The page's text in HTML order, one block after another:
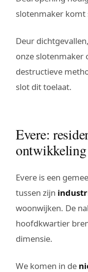
slotenmaker komt
Deur
onze slotenmaker
destructieve
slot dit toelaat.
Evere:
ontwikkeling
Evere is een
tussen zijn
woonwijken. De
hoofdkwartier
dimensie.
We komen in de